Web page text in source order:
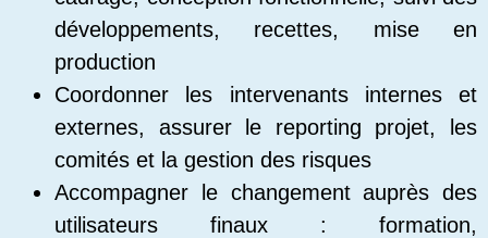
développements, recettes, mise en
production
Coordonner les intervenants internes et
externes, assurer le reporting projet, les
comités et la gestion des risques
Accompagner le changement auprès des
utilisateurs finaux : formation,